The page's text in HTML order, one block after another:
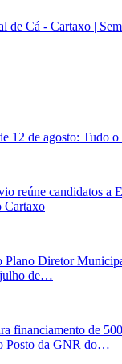
de Cá - Cartaxo |
12 de agosto: Tudo o
reúne candidatos a
Cartaxo
Plano Diretor
de…
financiamento de
Posto da GNR do…